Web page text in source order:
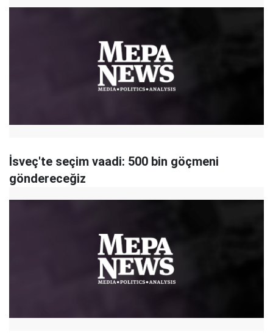
İsveç'te seçim vaadi: 500 bin göçmeni
göndereceğiz